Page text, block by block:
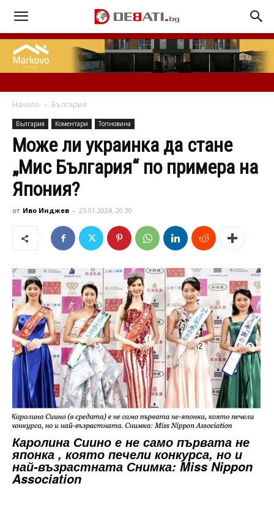
Начало България
България Коментари Топновина
Може ли украинка да стане
„Мис България“ по примера на
Япония?
от Иво Инджев - 25.01.2024, 20:30
Каролина Сиино е не само първата не
японка , която печели конкурса, но и
най-възрастната Снимка: Miss Nippon
Association